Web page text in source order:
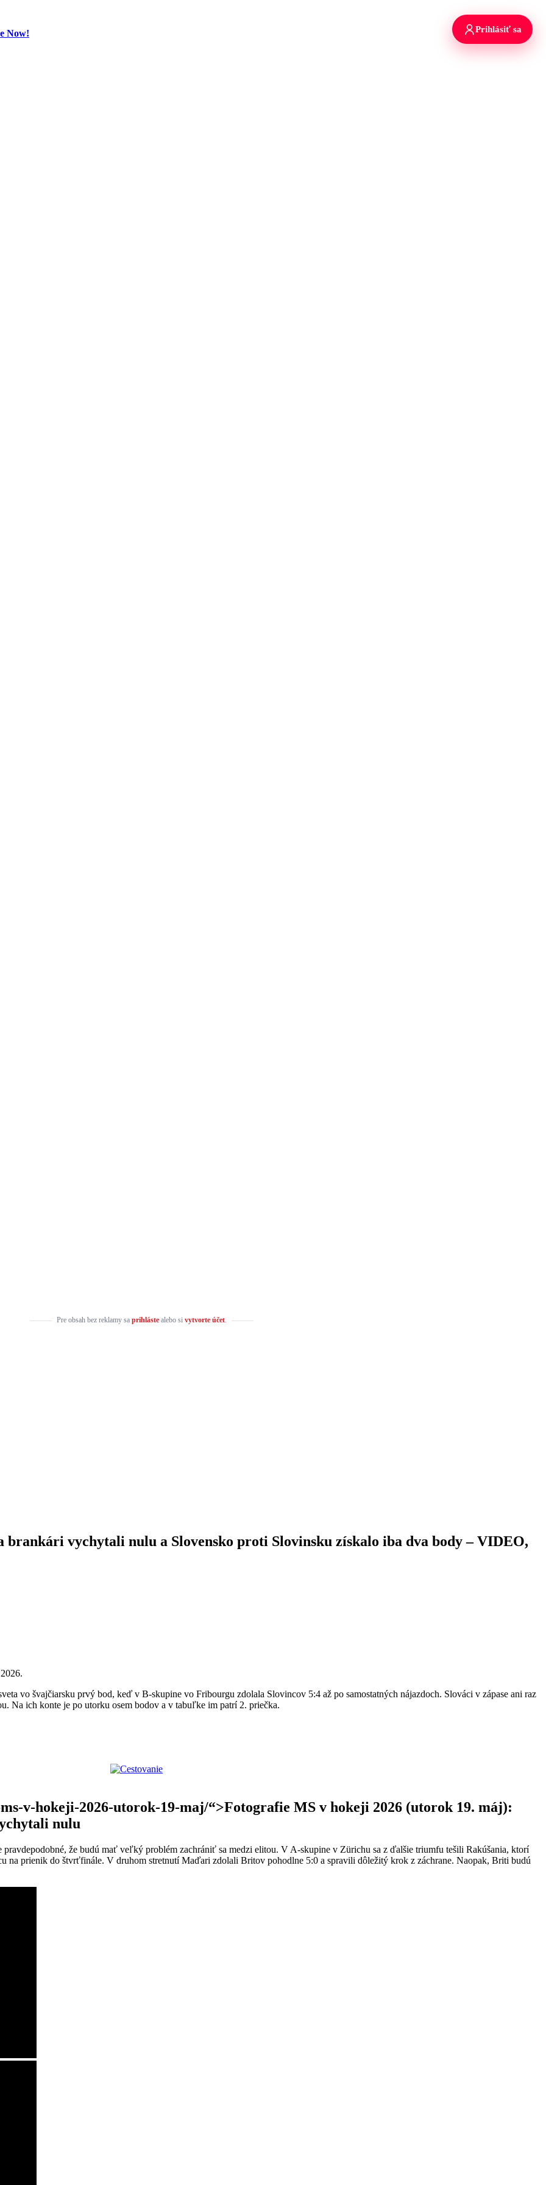
Now!
Pre obsah bez reklamy sa prihlástealebo si vytvorte účet.
vychytali nulu a Slovensko proti Slovinsku získalo iba dva body – VIDEO,
vo švajčiarsku prvý bod, keď v B-skupine vo Fribourgu zdolala Slovincov 5:4 až po samostatných nájazdoch. Slováci v zápase ani raz
Na ich konte je po utorku osem bodov a v tabuľke im patrí 2. priečka.
v-hokeji-2026-utorok-19-maj/“>Fotografie MS v hokeji 2026 (utorok 19. máj):
nulu
že budú mať veľký problém zachrániť sa medzi elitou. V A-skupine v Zürichu sa z ďalšie triumfu tešili Rakúšania, ktorí
na prienik do štvrťfinále. V druhom stretnutí Maďari zdolali Britov pohodlne 5:0 a spravili dôležitý krok z záchrane. Naopak, Briti budú
Prihlásiť sa